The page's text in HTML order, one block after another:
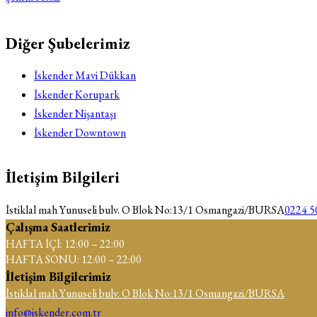
Diğer Şubelerimiz
İskender Mavi Dükkan
İskender Korupark
İskender Nişantaşı
İskender Downtown
İletişim Bilgileri
İstiklal mah Yunuseli bulv. O Blok No:13/1 Osmangazi/BURSA0224
Çalışma Saatlerimiz
HAFTA İÇİ: 12:00 – 22:00
HAFTA SONU: 12:00 – 22:00
İletişim Bilgilerimiz
İstiklal mah Yunuseli bulv. O Blok No:13/1 Osmangazi/BURSA
info@iskender.com.tr